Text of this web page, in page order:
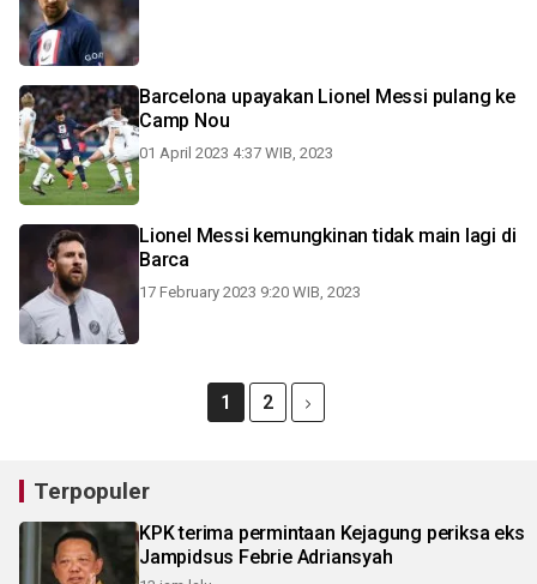
Barcelona upayakan Lionel Messi pulang ke
Camp Nou
01 April 2023 4:37 WIB, 2023
Lionel Messi kemungkinan tidak main lagi di
Barca
17 February 2023 9:20 WIB, 2023
1 2
Terpopuler
KPK terima permintaan Kejagung periksa eks
Jampidsus Febrie Adriansyah